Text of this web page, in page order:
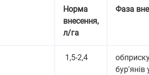
Норма
внесення,
л/га
Фаза
1,5-2,4
бур'янів